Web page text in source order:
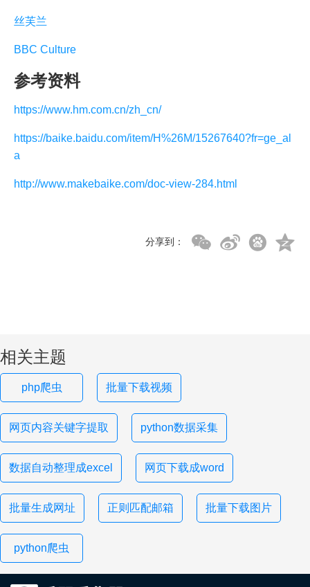
丝芙兰
BBC Culture
参考资料
https://www.hm.com.cn/zh_cn/
https://baike.baidu.com/item/H%26M/15267640?fr=ge_al
a
http://www.makebaike.com/doc-view-284.html
分享到：
相关主题
php爬虫 批量下载视频
网页内容关键字提取 python数据采集
数据自动整理成excel 网页下载成word
批量生成网址 正则匹配邮箱 批量下载图片
python爬虫